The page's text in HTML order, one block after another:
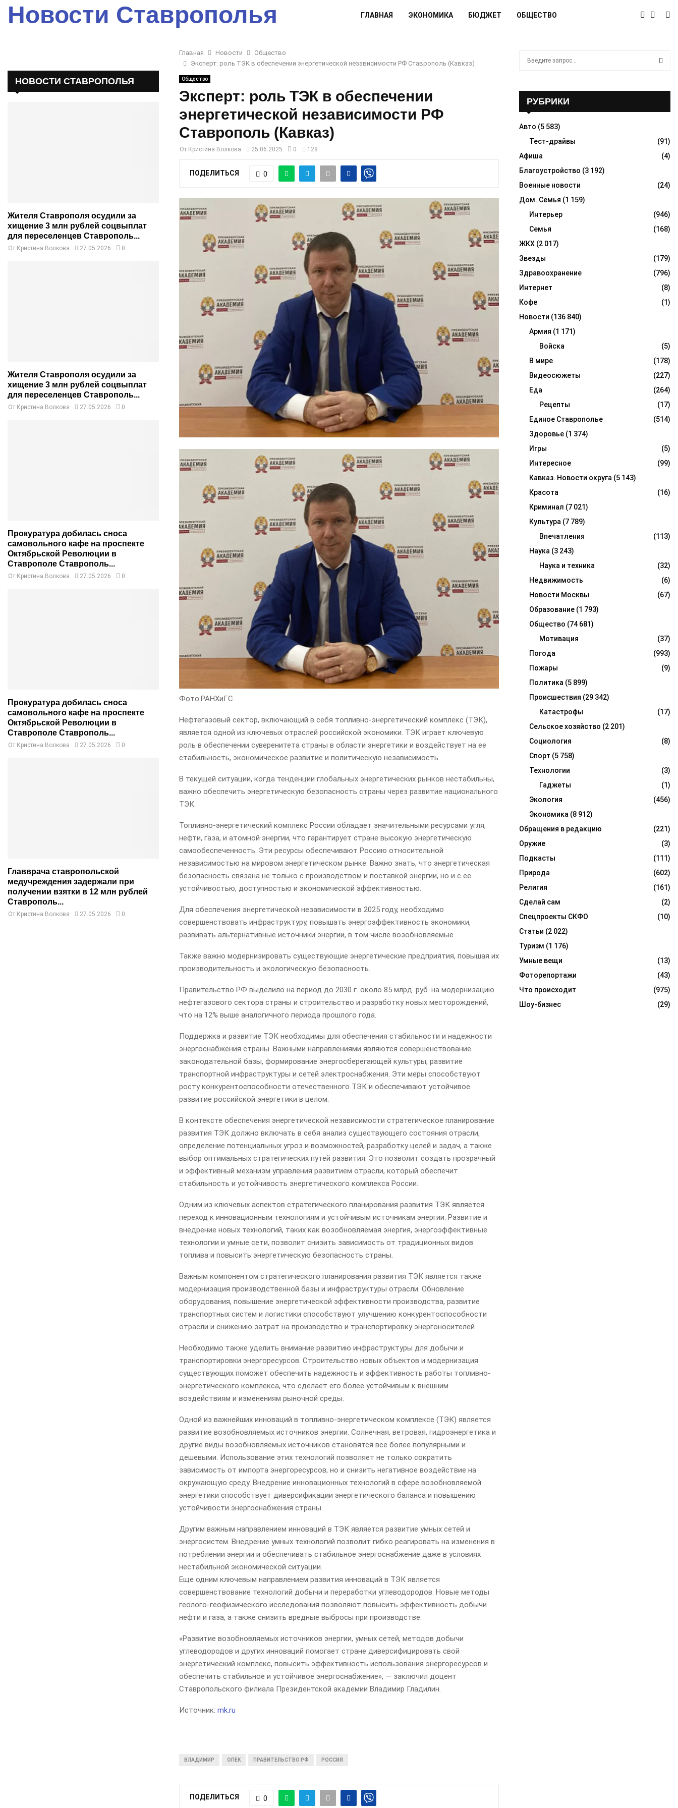
Новости Ставрополья ГЛАВНАЯ ЭКОНОМИКА БЮДЖЕТ ОБЩЕСТВО
Главная Новости
Общество
Эксперт: роль ТЭК в обеспечении энергетической независимости РФ Ставрополь (Кавказ)
Общество
Эксперт: роль ТЭК в обеспечении
энергетической независимости РФ
Ставрополь (Кавказ)
От Кристина Волкова 25.06.2025 0 128
ПОДЕЛИТЬСЯ 0
Фото:РАНХиГС
Нефтегазовый сектор, включающий в себя топливно-энергетический комплекс (ТЭК),
является одной из ключевых отраслей российской экономики. ТЭК играет ключевую
роль в обеспечении суверенитета страны в области энергетики и воздействует на ее
стабильность, экономическое развитие и политическую независимость.
В текущей ситуации, когда тенденции глобальных энергетических рынков нестабильны,
важно обеспечить энергетическую безопасность страны через развитие национального
ТЭК.
Топливно-энергетический комплекс России обладает значительными ресурсами угля,
нефти, газа, и атомной энергии, что гарантирует стране высокую энергетическую
самообеспеченность. Эти ресурсы обеспечивают Россию относительной
независимостью на мировом энергетическом рынке. Важно знать, что энергетическая
безопасность связана не только с производством и поставкой энергии, но и с ее
устойчивостью, доступностью и экономической эффективностью.
Для обеспечения энергетической независимости в 2025 году, необходимо
совершенствовать инфраструктуру, повышать энергоэффективность экономики,
развивать альтернативные источники энергии, в том числе возобновляемые.
Также важно модернизировать существующие энергетические предприятия, повышая их
производительность и экологическую безопасность.
Правительство РФ выделило на период до 2030 г. около 85 млрд. руб. на модернизацию
нефтегазового сектора страны и строительство и разработку новых месторождений,
что на 12% выше аналогичного периода прошлого года.
Поддержка и развитие ТЭК необходимы для обеспечения стабильности и надежности
энергоснабжения страны. Важными направлениями являются совершенствование
законодательной базы, формирование энергосберегающей культуры, развитие
транспортной инфраструктуры и сетей электроснабжения. Эти меры способствуют
росту конкурентоспособности отечественного ТЭК и обеспечивают устойчивое
развитие российской энергетики в целом.
В контексте обеспечения энергетической независимости стратегическое планирование
развития ТЭК должно включать в себя анализ существующего состояния отрасли,
определение потенциальных угроз и возможностей, разработку целей и задач, а также
выбор оптимальных стратегических путей развития. Это позволит создать прозрачный
и эффективный механизм управления развитием отрасли, который обеспечит
стабильность и устойчивость энергетического комплекса России.
Одним из ключевых аспектов стратегического планирования развития ТЭК является
переход к инновационным технологиям и устойчивым источникам энергии. Развитие и
внедрение новых технологий, таких как возобновляемая энергия, энергоэффективные
технологии и умные сети, позволит снизить зависимость от традиционных видов
топлива и повысить энергетическую безопасность страны.
Важным компонентом стратегического планирования развития ТЭК является также
модернизация производственной базы и инфраструктуры отрасли. Обновление
оборудования, повышение энергетической эффективности производства, развитие
транспортных систем и логистики способствуют улучшению конкурентоспособности
отрасли и снижению затрат на производство и транспортировку энергоносителей.
Необходимо также уделить внимание развитию инфраструктуры для добычи и
транспортировки энергоресурсов. Строительство новых объектов и модернизация
существующих поможет обеспечить надежность и эффективность работы топливно-
энергетического комплекса, что сделает его более устойчивым к внешним
воздействиям и изменениям рыночной среды.
Одной из важнейших инноваций в топливно-энергетическом комплексе (ТЭК) является
развитие возобновляемых источников энергии. Солнечная, ветровая, гидроэнергетика и
другие виды возобновляемых источников становятся все более популярными и
дешевыми. Использование этих технологий позволяет не только сократить
зависимость от импорта энергоресурсов, но и снизить негативное воздействие на
окружающую среду. Внедрение инновационных технологий в сфере возобновляемой
энергетики способствует диверсификации энергетического баланса и повышению
устойчивости энергоснабжения страны.
Другим важным направлением инноваций в ТЭК является развитие умных сетей и
энергосистем. Внедрение умных технологий позволит гибко реагировать на изменения в
потреблении энергии и обеспечивать стабильное энергоснабжение даже в условиях
нестабильной экономической ситуации.
Еще одним ключевым направлением развития инноваций в ТЭК является
совершенствование технологий добычи и переработки углеводородов. Новые методы
геолого-геофизического исследования позволяют повысить эффективность добычи
нефти и газа, а также снизить вредные выбросы при производстве.
«Развитие возобновляемых источников энергии, умных сетей, методов добычи
углеводородов и других инноваций помогает стране диверсифицировать свой
энергетический комплекс, повысить эффективность использования энергоресурсов и
обеспечить стабильное и устойчивое энергоснабжение», — заключил доцент
Ставропольского филиала Президентской академии Владимир Гладилин.
Источник: mk.ru
ВЛАДИМИР ОПЕК ПРАВИТЕЛЬСТВО РФ РОССИЯ
ПОДЕЛИТЬСЯ 0
НОВОСТИ СТАВРОПОЛЬЯ
Жителя Ставрополя осудили за
хищение 3 млн рублей соцвыплат
для переселенцев Ставрополь...
От Кристина Волкова 27.05.2026 0
Жителя Ставрополя осудили за
хищение 3 млн рублей соцвыплат
для переселенцев Ставрополь...
От Кристина Волкова 27.05.2026 0
Прокуратура добилась сноса
самовольного кафе на проспекте
Октябрьской Революции в
Ставрополе Ставрополь...
От Кристина Волкова 27.05.2026 0
Прокуратура добилась сноса
самовольного кафе на проспекте
Октябрьской Революции в
Ставрополе Ставрополь...
От Кристина Волкова 27.05.2026 0
Главврача ставропольской
медучреждения задержали при
получении взятки в 12 млн рублей
Ставрополь...
От Кристина Волкова 27.05.2026 0
o
R
C
H
РУБРИКИ
Авто (5 583)
Тест-драйвы
(91)
Афиша
(4)
Благоустройство (3 192)
Военные новости
(24)
Дом. Семья (1 159)
Интерьер
(946)
Семья
(168)
ЖКХ (2 017)
Звезды
(179)
Здравоохранение
(796)
Интернет
(8)
Кофе
(1)
Новости (136 840)
Армия (1 171)
Войска
(5)
В мире
(178)
Видеосюжеты
(227)
Еда
(264)
Рецепты
(17)
Единое Ставрополье
(514)
Здоровье (1 374)
Игры
(5)
Интересное
(99)
Кавказ. Новости округа (5 143)
Красота
(16)
Криминал (7 021)
Культура (7 789)
Впечатления
(113)
Наука (3 243)
Наука и техника
(32)
Недвижимость
(6)
Новости Москвы
(67)
Образование (1 793)
Общество (74 681)
Мотивация
(37)
Погода
(993)
Пожары
(9)
Политика (5 899)
Происшествия (29 342)
Катастрофы
(17)
Сельское хозяйство (2 201)
Социология
(8)
Спорт (5 758)
Технологии
(3)
Гаджеты
(1)
Экология
(456)
Экономика (8 912)
Обращения в редакцию
(221)
Оружие
(3)
Подкасты
(111)
Природа
(602)
Религия
(161)
Сделай сам
(2)
Спецпроекты СКФО
(10)
Статьи (2 022)
Туризм (1 176)
Умные вещи
(13)
Фоторепортажи
(43)
Что происходит
(975)
Шоу-бизнес
(29)